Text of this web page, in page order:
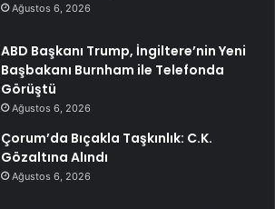
Ağustos 6, 2026
ABD Başkanı Trump, İngiltere’nin Yeni
Başbakanı Burnham ile Telefonda
Görüştü
Ağustos 6, 2026
Çorum’da Bıçakla Taşkınlık: C.K.
Gözaltına Alındı
Ağustos 6, 2026